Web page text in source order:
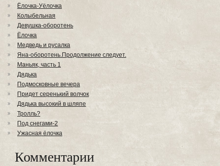
Ёлочка-Уёлочка
Колыбельная
Девушка-оборотень
Ёлочка
Медведь и русалка
Яна-оборотень.Продолжение следует.
Маньяк, часть 1
Дядька
Подмосковные вечера
Придет серенький волчок
Дядька высокий в шляпе
Тролль?
Под снегами-2
Ужасная ёлочка
Комментарии